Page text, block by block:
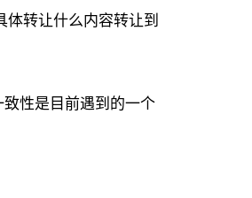
转让什么内容转让到
性是目前遇到的一个